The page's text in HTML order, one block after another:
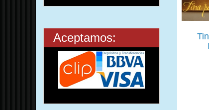
Aceptamos: